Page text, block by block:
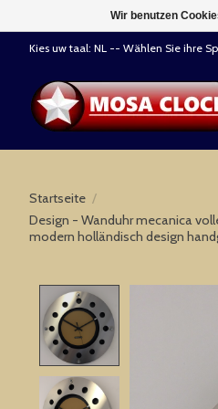
Kies uw taal: NL -- Wählen Sie ihre
Startseite /
Design - Wanduhr mecanica
modern holländisch design
Wir benutzen